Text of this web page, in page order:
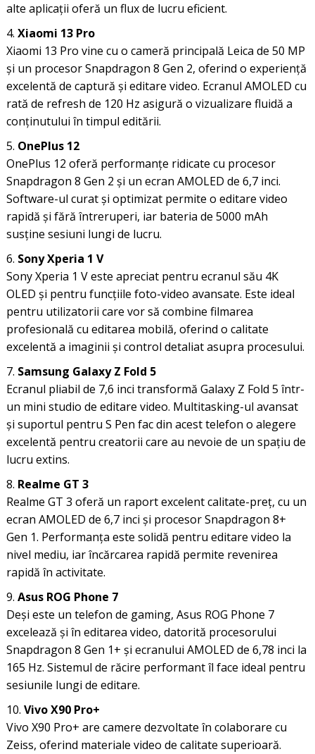
alte aplicații oferă un flux de lucru eficient.
Xiaomi 13 Pro
Xiaomi 13 Pro vine cu o cameră principală Leica de 50 MP
și un procesor Snapdragon 8 Gen 2, oferind o experiență
excelentă de captură și editare video. Ecranul AMOLED cu
rată de refresh de 120 Hz asigură o vizualizare fluidă a
conținutului în timpul editării.
OnePlus 12
OnePlus 12 oferă performanțe ridicate cu procesor
Snapdragon 8 Gen 2 și un ecran AMOLED de 6,7 inci.
Software-ul curat și optimizat permite o editare video
rapidă și fără întreruperi, iar bateria de 5000 mAh
susține sesiuni lungi de lucru.
Sony Xperia 1 V
Sony Xperia 1 V este apreciat pentru ecranul său 4K
OLED și pentru funcțiile foto-video avansate. Este ideal
pentru utilizatorii care vor să combine filmarea
profesională cu editarea mobilă, oferind o calitate
excelentă a imaginii și control detaliat asupra procesului.
Samsung Galaxy Z Fold 5
Ecranul pliabil de 7,6 inci transformă Galaxy Z Fold 5 într-
un mini studio de editare video. Multitasking-ul avansat
și suportul pentru S Pen fac din acest telefon o alegere
excelentă pentru creatorii care au nevoie de un spațiu de
lucru extins.
Realme GT 3
Realme GT 3 oferă un raport excelent calitate-preț, cu un
ecran AMOLED de 6,7 inci și procesor Snapdragon 8+
Gen 1. Performanța este solidă pentru editare video la
nivel mediu, iar încărcarea rapidă permite revenirea
rapidă în activitate.
Asus ROG Phone 7
Deși este un telefon de gaming, Asus ROG Phone 7
excelează și în editarea video, datorită procesorului
Snapdragon 8 Gen 1+ și ecranului AMOLED de 6,78 inci la
165 Hz. Sistemul de răcire performant îl face ideal pentru
sesiunile lungi de editare.
Vivo X90 Pro+
Vivo X90 Pro+ are camere dezvoltate în colaborare cu
Zeiss, oferind materiale video de calitate superioară.